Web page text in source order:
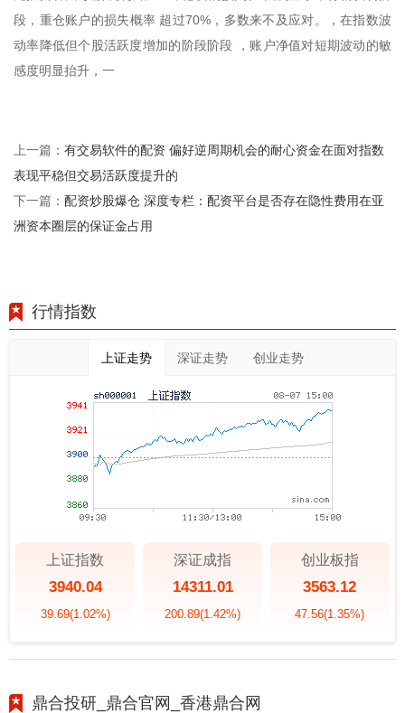
段，重仓账户的损失概率 超过70%，多数来不及应对。，在指数波
动率降低但个股活跃度增加的阶段阶段 ，账户净值对短期波动的敏
感度明显抬升，一
上一篇： 有交易软件的配资 偏好逆周期机会的耐心资金在面对指数
表现平稳但交易活跃度提升的
下一篇： 配资炒股爆仓 深度专栏：配资平台是否存在隐性费用在亚
洲资本圈层的保证金占用
行情指数
上证走势 深证走势 创业走势
上证指数
3940.04
39.69(1.02%)
深证成指
14311.01
200.89(1.42%)
创业板指
3563.12
47.56(1.35%)
鼎合投研_鼎合官网_香港鼎合网